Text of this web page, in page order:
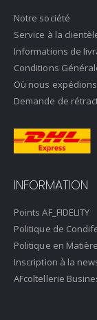
Notre société
Service à la
Informations de
Conditions
Où nous expédions
Demande de
INFORMATION
Points AF_FIDELITY
Politique de
Politique en
Inscription à la
AFcoltellerie